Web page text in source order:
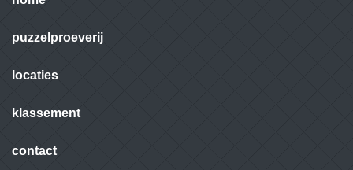
puzzelproeverij
locaties
klassement
contact